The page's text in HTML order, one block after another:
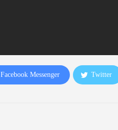
Facebook Messenger Twitter